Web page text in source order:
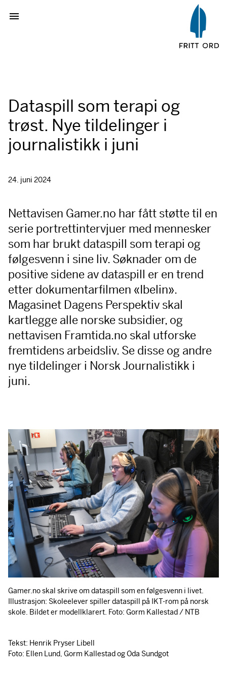
Dataspill som terapi og
trøst. Nye tildelinger i
journalistikk i juni
24. juni 2024
Nettavisen Gamer.no har fått støtte til en
serie portrettintervjuer med mennesker
som har brukt dataspill som terapi og
følgesvenn i sine liv. Søknader om de
positive sidene av dataspill er en trend
etter dokumentarfilmen «Ibelin».
Magasinet Dagens Perspektiv skal
kartlegge alle norske subsidier, og
nettavisen Framtida.no skal utforske
fremtidens arbeidsliv. Se disse og andre
nye tildelinger i Norsk Journalistikk i
juni.
Gamer.no skal skrive om dataspill som en følgesvenn i livet.
Illustrasjon: Skoleelever spiller dataspill på IKT-rom på norsk
skole. Bildet er modellklarert. Foto: Gorm Kallestad / NTB
Tekst: Henrik Pryser Libell
Foto: Ellen Lund, Gorm Kallestad og Oda Sundgot